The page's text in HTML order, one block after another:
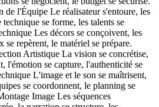
de l'Équipe Le réalisateur s'entoure, les
se forme, les talents se
Les décors se conçoivent, les
se repèrent, le matériel se prépare.
Artistique La vision se concrétise,
l'émotion se capture, l'authenticité se
L'image et le son se maîtrisent,
se coordonnent, le planning se
Image Les séquences